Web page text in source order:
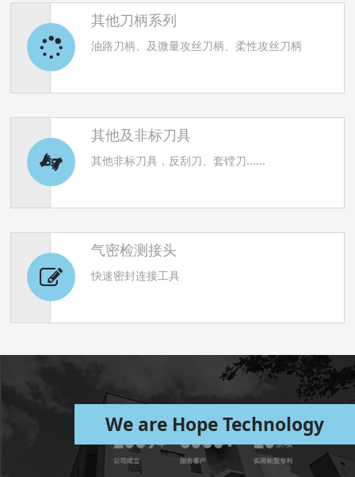
其他刀柄系列
油路刀柄、及微量攻丝刀柄、柔性攻丝刀柄
其他及非标刀具
其他非标刀具，反刮刀、套镗刀......
气密检测接头
快速密封连接工具
We are Hope Technology